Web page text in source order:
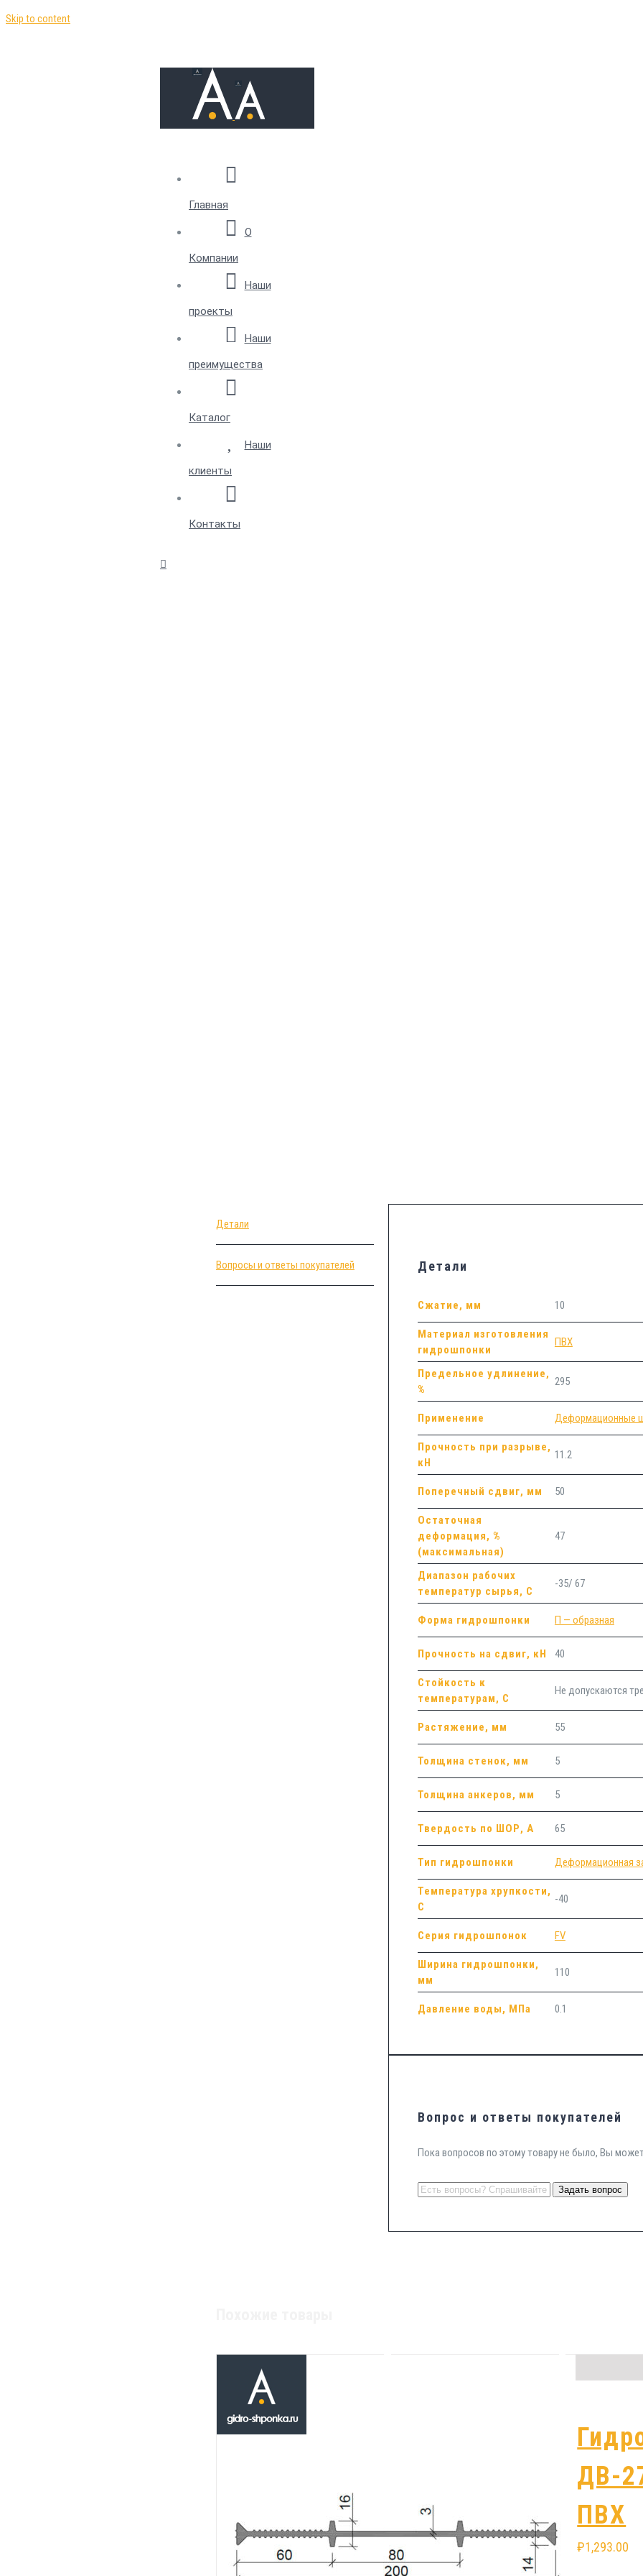
Skip to content
Главная
О
Компании
Наши
проекты
Наши
преимущества
Каталог
Наши
клиенты
Контакты
Детали
Вопросы и ответы покупателей Детали
Сжатие, мм 10
Материал изготовления
гидрошпонки
ПВХ
Предельное удлинение,
%
295
Применение Деформационные
Прочность при разрыве,
кН
11.2
Поперечный сдвиг, мм 50
Остаточная
деформация, %
(максимальная)
47
Диапазон рабочих
температур сырья, С
-35/ 67
Форма гидрошпонки П — образная
Прочность на сдвиг, кН 40
Стойкость к
температурам, С
Не допускаются
Растяжение, мм 55
Толщина стенок, мм 5
Толщина анкеров, мм 5
Твердость по ШОР, А 65
Тип гидрошпонки Деформационная
Температура хрупкости,
С
-40
Серия гидрошпонок FV
Ширина гидрошпонки,
мм
110
Давление воды, МПа 0.1
Вопрос и ответы покупателей
Пока вопросов по этому товару не было, Вы
EPDM
₽
ДВ-
ПВХ
₽1,293.00